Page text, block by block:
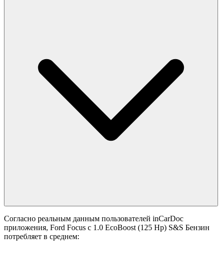
Согласно реальным данным пользователей inCarDoc
приложения, Ford Focus с 1.0 EcoBoost (125 Hp) S&S Бензин
потребляет в среднем: